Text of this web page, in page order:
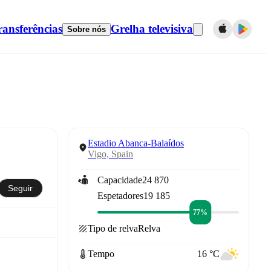
Sobre nós Grelha televisiva
Seguir
Estadio Abanca-Balaídos
Vigo, Spain
Capacidade24 870
Espetadores19 185
77%
Tipo de relvaRelva
Tempo 16 °C